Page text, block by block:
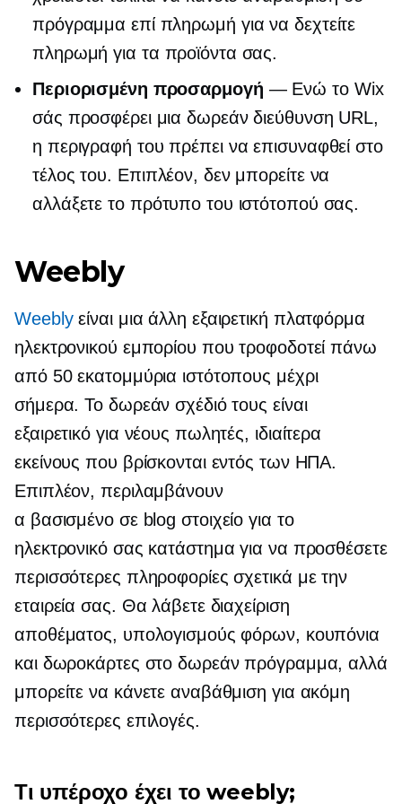
πρόγραμμα επί πληρωμή για να δεχτείτε
πληρωμή για τα προϊόντα σας.
Περιορισμένη προσαρμογή — Ενώ το Wix
σάς προσφέρει μια δωρεάν διεύθυνση URL,
η περιγραφή του πρέπει να επισυναφθεί στο
τέλος του. Επιπλέον, δεν μπορείτε να
αλλάξετε το πρότυπο του ιστότοπού σας.
Weebly
Weeblyείναι μια άλλη εξαιρετική πλατφόρμα
ηλεκτρονικού εμπορίου που τροφοδοτεί πάνω
από 50 εκατομμύρια ιστότοπους μέχρι
σήμερα. Το δωρεάν σχέδιό τους είναι
εξαιρετικό για νέους πωλητές, ιδιαίτερα
εκείνους που βρίσκονται εντός των ΗΠΑ.
Επιπλέον, περιλαμβάνουν
α βασισμένο σε blog στοιχείο για το
ηλεκτρονικό σας κατάστημα για να προσθέσετε
περισσότερες πληροφορίες σχετικά με την
εταιρεία σας. Θα λάβετε διαχείριση
αποθέματος, υπολογισμούς φόρων, κουπόνια
και δωροκάρτες στο δωρεάν πρόγραμμα, αλλά
μπορείτε να κάνετε αναβάθμιση για ακόμη
περισσότερες επιλογές.
Τι υπέροχο έχει το weebly;